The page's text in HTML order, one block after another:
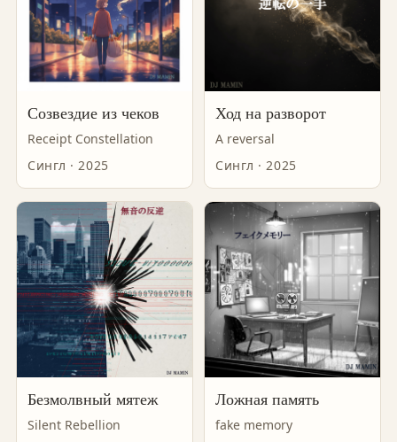
Созвездие из чеков
Receipt Constellation
Сингл · 2025
Ход на разворот
A reversal
Сингл · 2025
Безмолвный мятеж
Silent Rebellion
Ложная память
fake memory